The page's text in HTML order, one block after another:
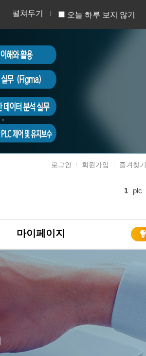
펼쳐두기 오늘 하루 보지 않기
로그인 회원가입 즐겨찾기
1 plc
마이페이지